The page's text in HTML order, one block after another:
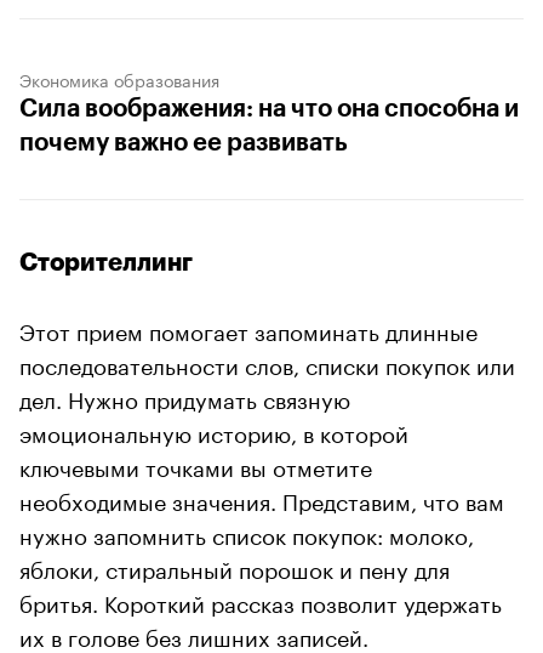
Экономика образования
Сила воображения: на что она способна и
почему важно ее развивать
Сторителлинг
Этот прием помогает запоминать длинные
последовательности слов, списки покупок или
дел. Нужно придумать связную
эмоциональную историю, в которой
ключевыми точками вы отметите
необходимые значения. Представим, что вам
нужно запомнить список покупок: молоко,
яблоки, стиральный порошок и пену для
бритья. Короткий рассказ позволит удержать
их в голове без лишних записей.